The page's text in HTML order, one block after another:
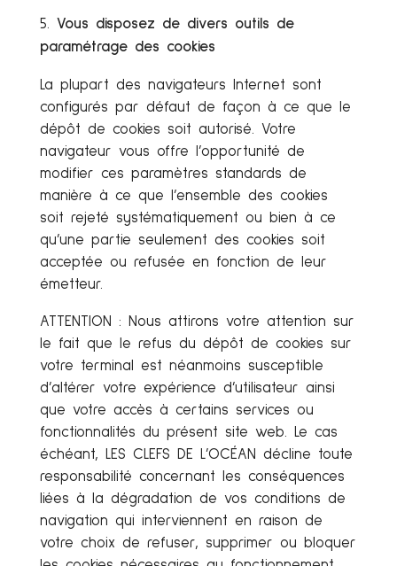
Vous disposez de divers outils de
paramétrage des cookies
La plupart des navigateurs Internet sont
configurés par défaut de façon à ce que le
dépôt de cookies soit autorisé. Votre
navigateur vous offre l’opportunité de
modifier ces paramètres standards de
manière à ce que l’ensemble des cookies
soit rejeté systématiquement ou bien à ce
qu’une partie seulement des cookies soit
acceptée ou refusée en fonction de leur
émetteur.
ATTENTION : Nous attirons votre attention sur
le fait que le refus du dépôt de cookies sur
votre terminal est néanmoins susceptible
d’altérer votre expérience d’utilisateur ainsi
que votre accès à certains services ou
fonctionnalités du présent site web. Le cas
échéant, LES CLEFS DE L’OCÉAN décline toute
responsabilité concernant les conséquences
liées à la dégradation de vos conditions de
navigation qui interviennent en raison de
votre choix de refuser, supprimer ou bloquer